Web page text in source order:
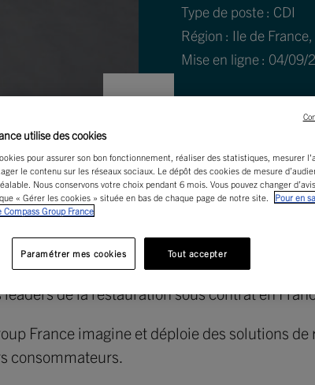
Type de poste : CDI
Région : Ile de
Mise en ligne : 04/09/
de la restauration sous contrat en
France imagine et déploie des solutions
consommateurs.
utilise des cookies
pour assurer son bon fonctionnement, réaliser des statistiques, mesurer
le contenu sur les réseaux sociaux. Le dépôt des cookies de mesure
Nous conservons votre choix pendant 6 mois. Vous pouvez changer
« Gérer les cookies » située en bas de chaque page de notre site.
Pour en
Group France
Tout accepter
Paramétrer mes cookies